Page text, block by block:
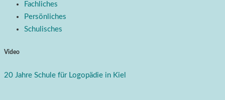
Fachliches
Persönliches
Schulisches
Video
20 Jahre Schule für Logopädie in Kiel